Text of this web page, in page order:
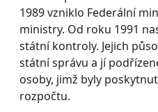
1989 vzniklo Federální
ministry. Od roku 1991
státní kontroly. Jejich
státní správu a jí
osoby, jimž byly
rozpočtu.